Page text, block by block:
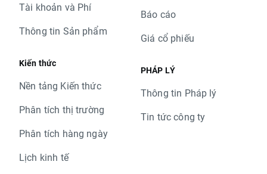
Tài khoản và Phí
Thông tin Sản phẩm
Kiến thức
Nền tảng Kiến thức
Phân tích thị trường
Phân tích hàng ngày
Lịch kinh tế
Báo cáo
Giá cổ phiếu
PHÁP LÝ
Thông tin Pháp lý
Tin tức công ty